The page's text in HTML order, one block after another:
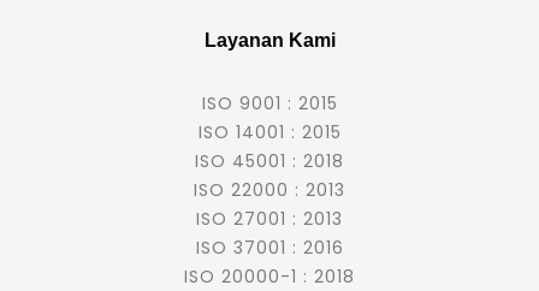
Layanan Kami
ISO 9001 : 2015
ISO 14001 : 2015
ISO 45001 : 2018
ISO 22000 : 2013
ISO 27001 : 2013
ISO 37001 : 2016
ISO 20000-1 : 2018